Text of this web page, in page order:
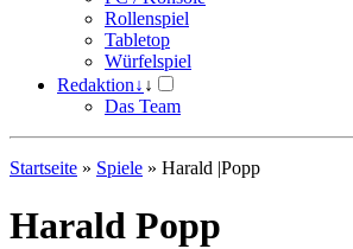
Rollenspiel
Tabletop
Würfelspiel
Redaktion↓ ↓
Das Team
Startseite » Spiele » Harald |Popp
Harald Popp